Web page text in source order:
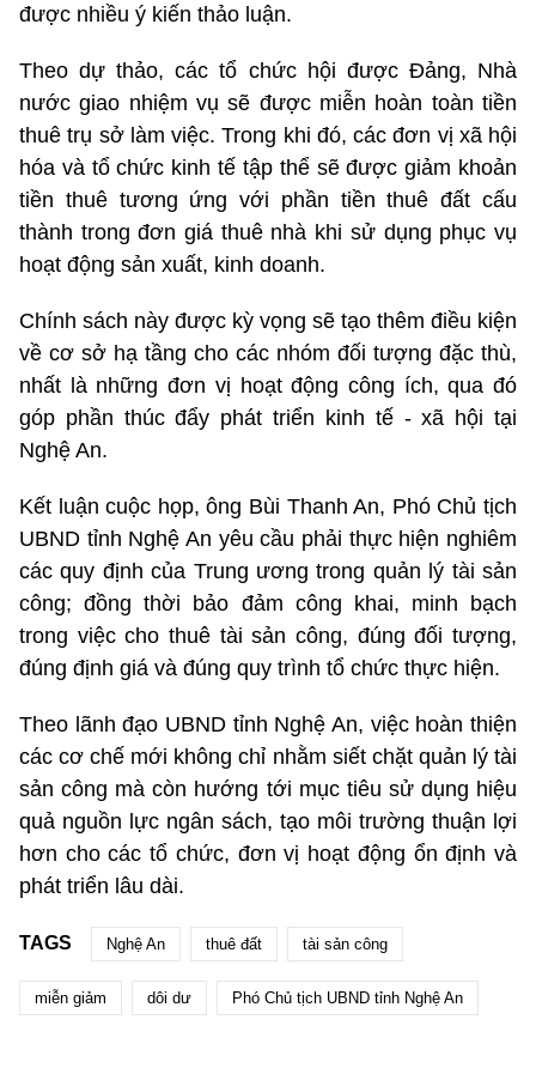
được nhiều ý kiến thảo luận.
Theo dự thảo, các tổ chức hội được Đảng, Nhà
nước giao nhiệm vụ sẽ được miễn hoàn toàn tiền
thuê trụ sở làm việc. Trong khi đó, các đơn vị xã hội
hóa và tổ chức kinh tế tập thể sẽ được giảm khoản
tiền thuê tương ứng với phần tiền thuê đất cấu
thành trong đơn giá thuê nhà khi sử dụng phục vụ
hoạt động sản xuất, kinh doanh.
Chính sách này được kỳ vọng sẽ tạo thêm điều kiện
về cơ sở hạ tầng cho các nhóm đối tượng đặc thù,
nhất là những đơn vị hoạt động công ích, qua đó
góp phần thúc đẩy phát triển kinh tế - xã hội tại
Nghệ An.
Kết luận cuộc họp, ông Bùi Thanh An, Phó Chủ tịch
UBND tỉnh Nghệ An yêu cầu phải thực hiện nghiêm
các quy định của Trung ương trong quản lý tài sản
công; đồng thời bảo đảm công khai, minh bạch
trong việc cho thuê tài sản công, đúng đối tượng,
đúng định giá và đúng quy trình tổ chức thực hiện.
Theo lãnh đạo UBND tỉnh Nghệ An, việc hoàn thiện
các cơ chế mới không chỉ nhằm siết chặt quản lý tài
sản công mà còn hướng tới mục tiêu sử dụng hiệu
quả nguồn lực ngân sách, tạo môi trường thuận lợi
hơn cho các tổ chức, đơn vị hoạt động ổn định và
phát triển lâu dài.
TAGS Nghệ An thuê đất tài sản công
miễn giảm dôi dư Phó Chủ tịch UBND tỉnh Nghệ An